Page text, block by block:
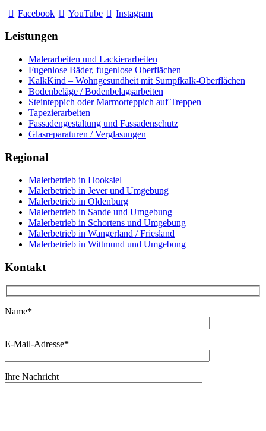
Facebook
YouTube Instagram
Leistungen
Malerarbeiten und Lackierarbeiten
Fugenlose Bäder, fugenlose Oberflächen
KalkKind – Wohngesundheit mit Sumpfkalk-Oberflächen
Bodenbeläge / Bodenbelagsarbeiten
Steinteppich oder Marmorteppich auf Treppen
Tapezierarbeiten
Fassadengestaltung und Fassadenschutz
Glasreparaturen / Verglasungen
Regional
Malerbetrieb in Hooksiel
Malerbetrieb in Jever und Umgebung
Malerbetrieb in Oldenburg
Malerbetrieb in Sande und Umgebung
Malerbetrieb in Schortens und Umgebung
Malerbetrieb in Wangerland / Friesland
Malerbetrieb in Wittmund und Umgebung
Kontakt
Name*
E-Mail-Adresse*
Ihre Nachricht